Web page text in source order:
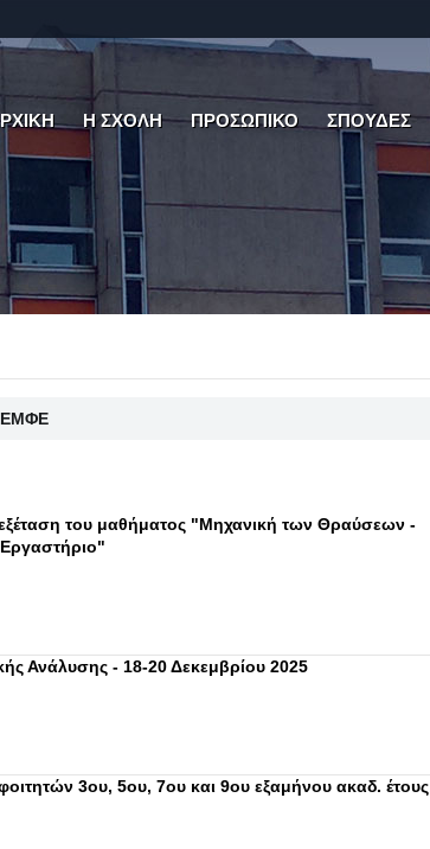
Η ΣΧΟΛΗ ΠΡΟΣΩΠΙΚΟ ΣΠΟΥΔΕΣ
του μαθήματος "Μηχανική των Θραύσεων -
Ανάλυσης - 18-20 Δεκεμβρίου 2025
3ου, 5ου, 7ου και 9ου εξαμήνου ακαδ. έτους